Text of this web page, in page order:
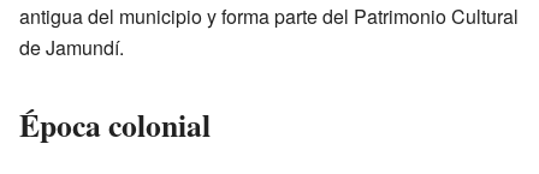
antigua del municipio y forma parte del Patrimonio Cultural
de Jamundí.
Época colonial